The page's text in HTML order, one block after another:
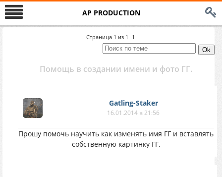
AP PRODUCTION
Страница 1 из 1 1
Помощь в создании имени и фото ГГ.
Gatling-Staker
16.01.2014 в 21:56
Прошу помочь научить как изменять имя ГГ и вставлять
собственную картинку ГГ.